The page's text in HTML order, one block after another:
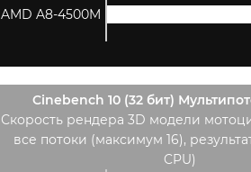
AMD A8-4500M
Cinebench 10 (32 бит)
Скорость рендера 3D модели
все потоки (максимум 16),
CPU)